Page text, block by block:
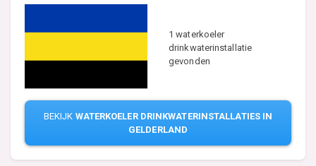
1 waterkoeler
drinkwaterinstallatie
gevonden
BEKIJK WATERKOELER DRINKWATERINSTALLATIES IN
GELDERLAND